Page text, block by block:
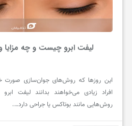
لیفت ابرو چیست و چه مزایا
این روزها که روش‌های جوان‌سازی صورت
افراد زیادی می‌خواهند بدانند لیفت
روش‌هایی مانند بوتاکس یا جراحی دارد….